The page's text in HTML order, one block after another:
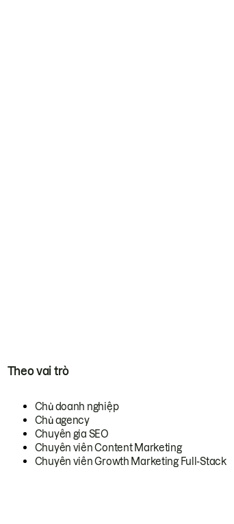
Theo vai trò
Chủ doanh nghiệp
Chủ agency
Chuyên gia SEO
Chuyên viên Content Marketing
Chuyên viên Growth Marketing Full-Stack